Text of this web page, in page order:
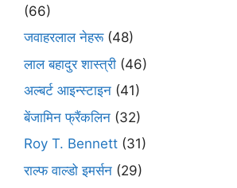
(66)
जवाहरलाल नेहरू(48)
लाल बहादुर शास्त्री (46)
अल्बर्ट आइन्स्टाइन (41)
बेंजामिन फ्रैंकलिन (32)
Roy T. Bennett (31)
राल्फ वाल्डो इमर्सन (29)